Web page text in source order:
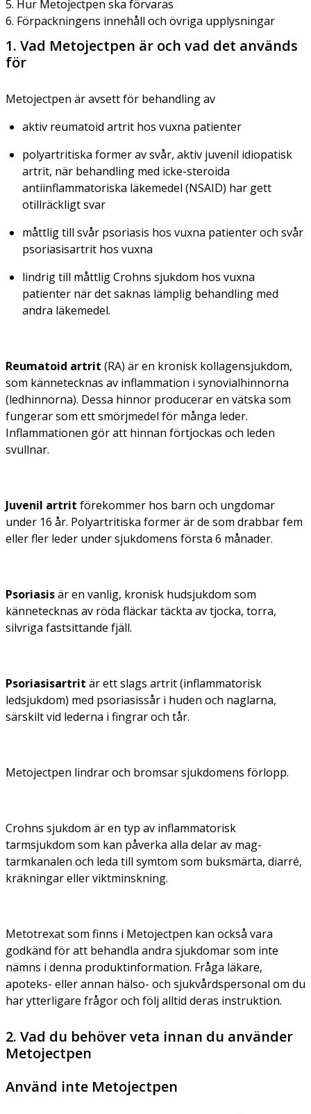
5. Hur Metojectpen ska förvaras
6. Förpackningens innehåll och övriga upplysningar
1. Vad Metojectpen är och vad det används
för
Metojectpen är avsett för behandling av
aktiv reumatoid artrit hos vuxna patienter
polyartritiska former av svår, aktiv juvenil idiopatisk
artrit, när behandling med icke-steroida
antiinflammatoriska läkemedel (NSAID) har gett
otillräckligt svar
måttlig till svår psoriasis hos vuxna patienter och svår
psoriasisartrit hos vuxna
lindrig till måttlig Crohns sjukdom hos vuxna
patienter när det saknas lämplig behandling med
andra läkemedel.
Reumatoid artrit (RA) är en kronisk kollagensjukdom,
som kännetecknas av inflammation i synovialhinnorna
(ledhinnorna). Dessa hinnor producerar en vätska som
fungerar som ett smörjmedel för många leder.
Inflammationen gör att hinnan förtjockas och leden
svullnar.
Juvenil artrit förekommer hos barn och ungdomar
under 16 år. Polyartritiska former är de som drabbar fem
eller fler leder under sjukdomens första 6 månader.
Psoriasisär en vanlig, kronisk hudsjukdom som
kännetecknas av röda fläckar täckta av tjocka, torra,
silvriga fastsittande fjäll.
Psoriasisartrit är ett slags artrit (inflammatorisk
ledsjukdom) med psoriasissår i huden och naglarna,
särskilt vid lederna i fingrar och tår.
Metojectpen lindrar och bromsar sjukdomens förlopp.
Crohns sjukdom är en typ av inflammatorisk
tarmsjukdom som kan påverka alla delar av mag-
tarmkanalen och leda till symtom som buksmärta, diarré,
kräkningar eller viktminskning.
Metotrexat som finns i Metojectpen kan också vara
godkänd för att behandla andra sjukdomar som inte
nämns i denna produktinformation. Fråga läkare,
apoteks- eller annan hälso- och sjukvårdspersonal om du
har ytterligare frågor och följ alltid deras instruktion.
2. Vad du behöver veta innan du använder
Metojectpen
Använd inte Metojectpen